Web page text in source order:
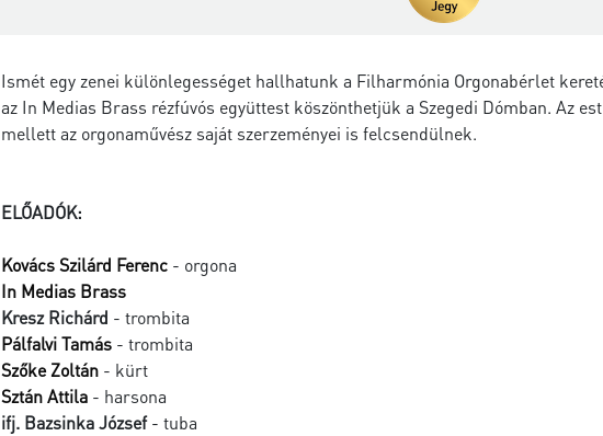
Ismét egy zenei különlegességet hallhatunk a Filharmónia Orgonabérlet
az In Medias Brass rézfúvós együttest köszönthetjük a Szegedi Dómban. Az
mellett az orgonaművész saját szerzeményei is felcsendülnek.
ELŐADÓK:
Kovács Szilárd Ferenc - orgona
In Medias Brass
Kresz Richárd - trombita
Pálfalvi Tamás - trombita
Szőke Zoltán - kürt
Sztán Attila - harsona
ifj. Bazsinka József- tuba